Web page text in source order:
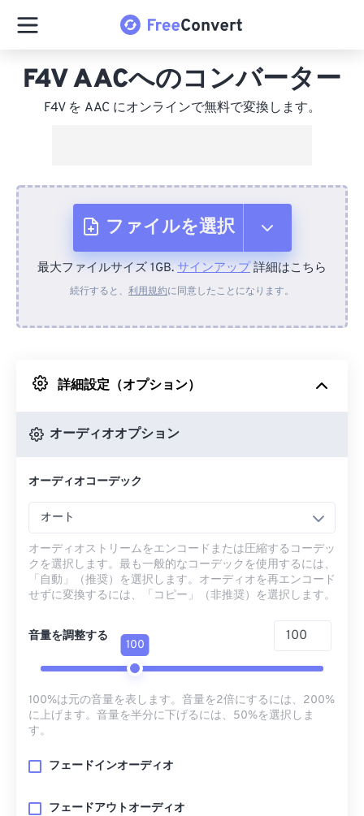
F4V AACへのコンバーター
F4V を AAC にオンラインで無料で変換します。
ファイルを選択
デバイスから
Googleドライブから
最大ファイルサイズ 1GB. サインアップ詳細はこちら
続行すると、 利用規約に同意したことになります。
詳細設定（オプション）
オーディオオプション
オーディオコーデック
オート
オーディオストリームをエンコードまたは圧縮するコーデッ
クを選択します。最も一般的なコーデックを使用するには、
「自動」（推奨）を選択します。オーディオを再エンコード
せずに変換するには、「コピー」（非推奨）を選択します。
音量を調整する
100
100%は元の音量を表します。音量を2倍にするには、200%
に上げます。音量を半分に下げるには、50%を選択しま
す。
フェードインオーディオ
フェードアウトオーディオ